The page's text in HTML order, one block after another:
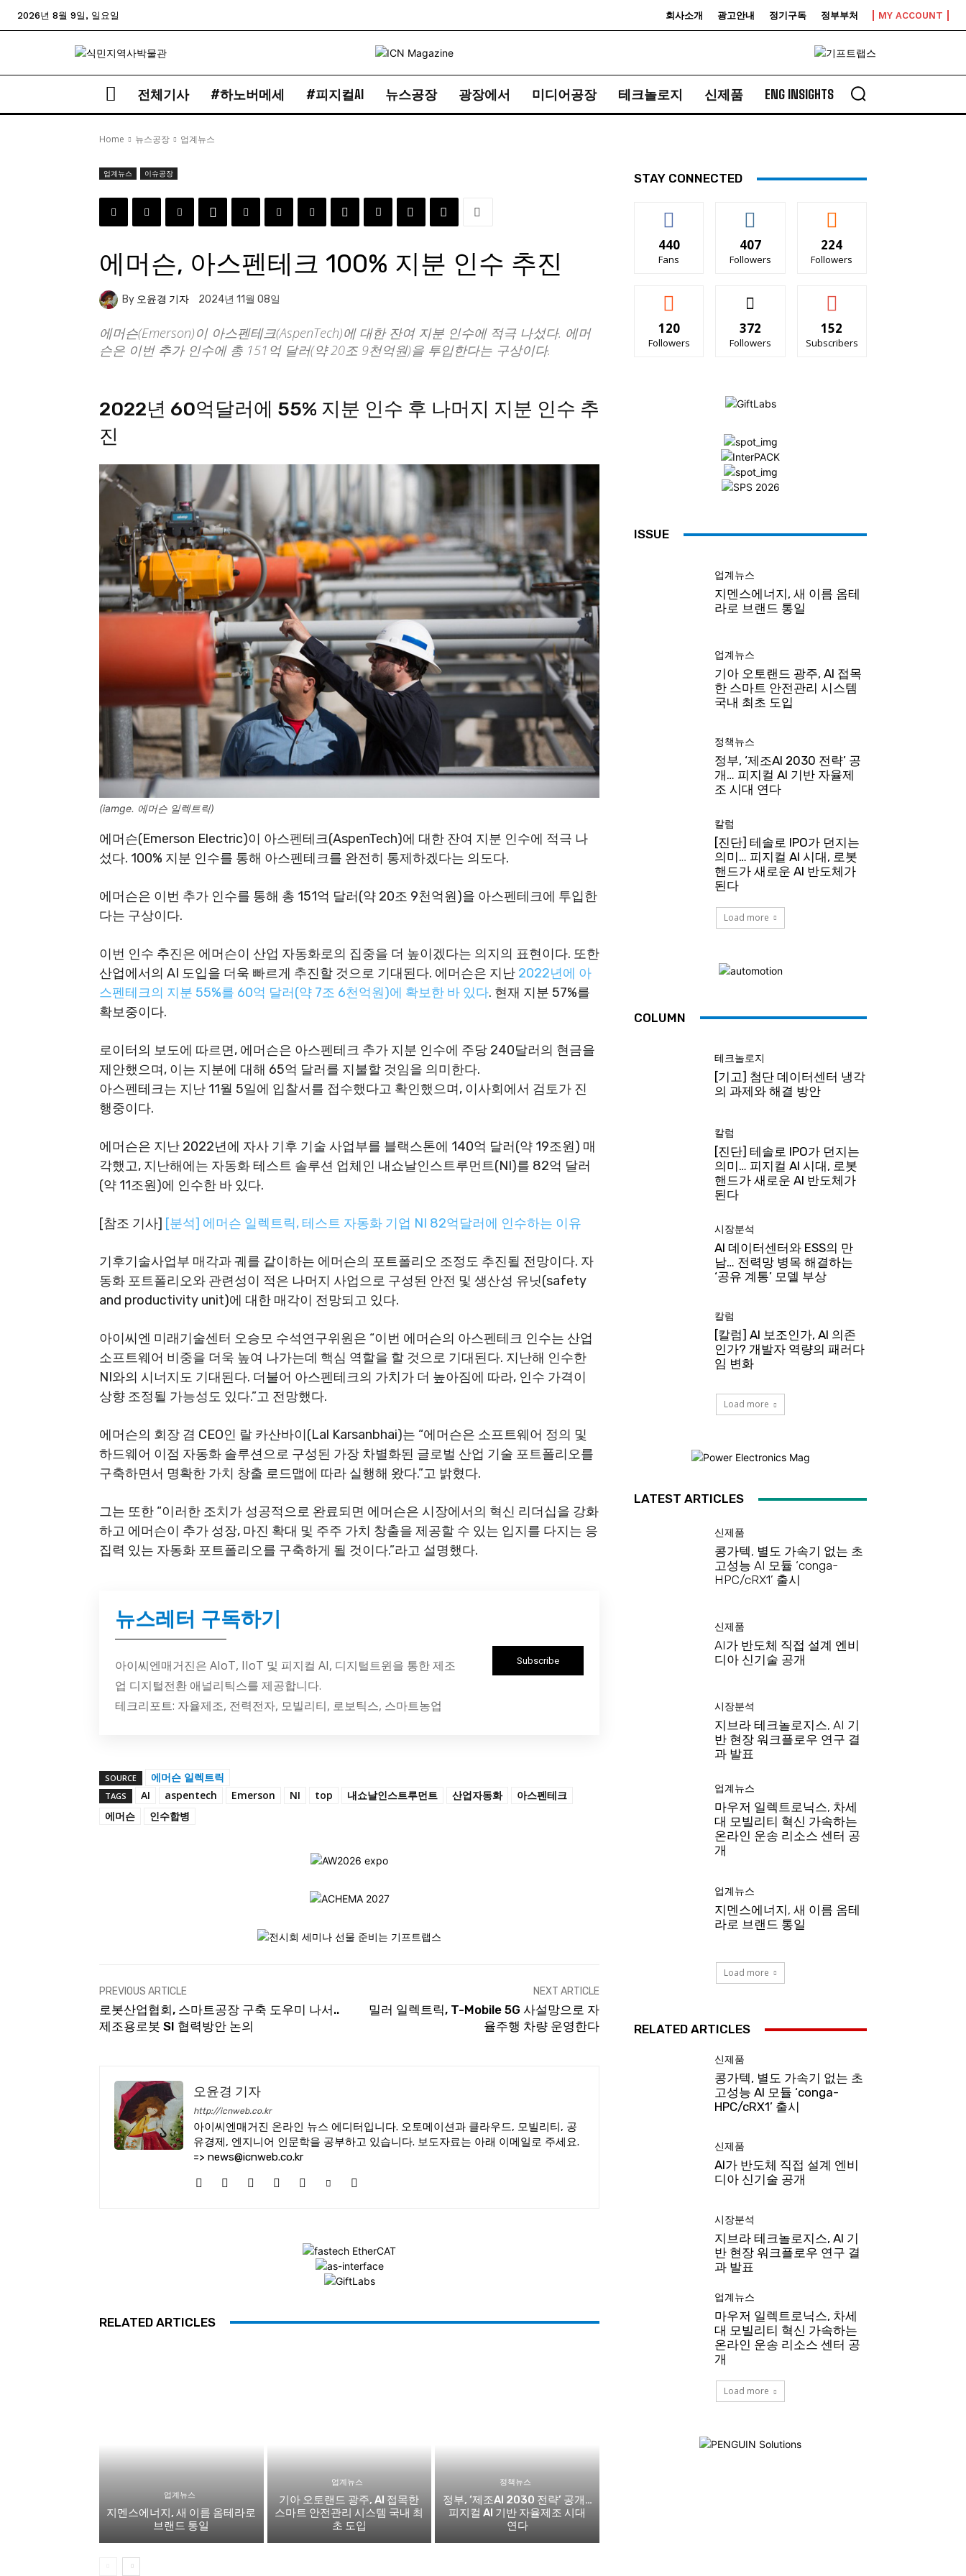
2026년 8월 9일, 일요일 회사소개 광고안내 정기구독 정부부처 MY ACCOUNT
전체기사 #하노버메세 #피지컬AI 뉴스공장 광장에서 미디어공장 테크놀로지 신제품 ENG INSIGHTS
Home 뉴스공장 업계뉴스
업계뉴스 이슈공장
에머슨, 아스펜테크 100% 지분 인수 추진
By 오윤경 기자 2024년 11월 08일
에머슨(Emerson)이 아스펜테크(AspenTech)에 대한 잔여 지분 인수에 적극 나섰다. 에머
슨은 이번 추가 인수에 총 151억 달러(약 20조 9천억원)을 투입한다는 구상이다.
2022년 60억달러에 55% 지분 인수 후 나머지 지분 인수 추
진
(iamge. 에머슨 일렉트릭)
에머슨(Emerson Electric)이 아스펜테크(AspenTech)에 대한 잔여 지분 인수에 적극 나
섰다. 100% 지분 인수를 통해 아스펜테크를 완전히 통제하겠다는 의도다.
에머슨은 이번 추가 인수를 통해 총 151억 달러(약 20조 9천억원)을 아스펜테크에 투입한
다는 구상이다.
이번 인수 추진은 에머슨이 산업 자동화로의 집중을 더 높이겠다는 의지의 표현이다. 또한
산업에서의 AI 도입을 더욱 빠르게 추진할 것으로 기대된다. 에머슨은 지난 2022년에 아
스펜테크의 지분 55%를 60억 달러(약 7조 6천억원)에 확보한 바 있다. 현재 지분 57%를
확보중이다.
로이터의 보도에 따르면, 에머슨은 아스펜테크 추가 지분 인수에 주당 240달러의 현금을
제안했으며, 이는 지분에 대해 65억 달러를 지불할 것임을 의미한다.
아스펜테크는 지난 11월 5일에 입찰서를 접수했다고 확인했으며, 이사회에서 검토가 진
행중이다.
에머슨은 지난 2022년에 자사 기후 기술 사업부를 블랙스톤에 140억 달러(약 19조원) 매
각했고, 지난해에는 자동화 테스트 솔루션 업체인 내쇼날인스트루먼트(NI)를 82억 달러
(약 11조원)에 인수한 바 있다.
[참조 기사] [분석] 에머슨 일렉트릭, 테스트 자동화 기업 NI 82억달러에 인수하는 이유
기후기술사업부 매각과 궤를 같이하는 에머슨의 포트폴리오 조정도 추진될 전망이다. 자
동화 포트폴리오와 관련성이 적은 나머지 사업으로 구성된 안전 및 생산성 유닛(safety
and productivity unit)에 대한 매각이 전망되고 있다.
아이씨엔 미래기술센터 오승모 수석연구위원은 “이번 에머슨의 아스펜테크 인수는 산업
소프트웨어 비중을 더욱 높여 나가는데 핵심 역할을 할 것으로 기대된다. 지난해 인수한
NI와의 시너지도 기대된다. 더불어 아스펜테크의 가치가 더 높아짐에 따라, 인수 가격이
상향 조정될 가능성도 있다.”고 전망했다.
에머슨의 회장 겸 CEO인 랄 카산바이(Lal Karsanbhai)는 “에머슨은 소프트웨어 정의 및
하드웨어 이점 자동화 솔루션으로 구성된 가장 차별화된 글로벌 산업 기술 포트폴리오를
구축하면서 명확한 가치 창출 로드맵에 따라 실행해 왔다.”고 밝혔다.
그는 또한 “이러한 조치가 성공적으로 완료되면 에머슨은 시장에서의 혁신 리더십을 강화
하고 에머슨이 추가 성장, 마진 확대 및 주주 가치 창출을 제공할 수 있는 입지를 다지는 응
집력 있는 자동화 포트폴리오를 구축하게 될 것이다.”라고 설명했다.
뉴스레터 구독하기
아이씨엔매거진은 AIoT, IIoT 및 피지컬 AI, 디지털트윈을 통한 제조
업 디지털전환 애널리틱스를 제공합니다.
테크리포트: 자율제조, 전력전자, 모빌리티, 로보틱스, 스마트농업
Subscribe
SOURCE 에머슨 일렉트릭
TAGS AI aspentech Emerson NI top 내쇼날인스트루먼트 산업자동화
아스펜테크
에머슨
인수합병
PREVIOUS ARTICLE
로봇산업협회, 스마트공장 구축 도우미 나서..
제조용로봇 SI 협력방안 논의
NEXT ARTICLE
밀러 일렉트릭, T-Mobile 5G 사설망으로 자
율주행 차량 운영한다
오윤경 기자
http://icnweb.co.kr
아이씨엔매거진 온라인 뉴스 에디터입니다. 오토메이션과 클라우드, 모빌리티, 공
유경제, 엔지니어 인문학을 공부하고 있습니다. 보도자료는 아래 이메일로 주세요.
=> news@icnweb.co.kr
RELATED ARTICLES
업계뉴스
지멘스에너지, 새 이름 옴테라로
브랜드 통일
업계뉴스
기아 오토랜드 광주, AI 접목한
스마트 안전관리 시스템 국내 최
초 도입
정책뉴스
정부, ‘제조AI 2030 전략’ 공개…
피지컬 AI 기반 자율제조 시대
연다
STAY CONNECTED
440
Fans
407
Followers
224
Followers
120
Followers
372
Followers
152
Subscribers
ISSUE
업계뉴스
지멘스에너지, 새 이름 옴테
라로 브랜드 통일
업계뉴스
기아 오토랜드 광주, AI 접목
한 스마트 안전관리 시스템
국내 최초 도입
정책뉴스
정부, ‘제조AI 2030 전략’ 공
개… 피지컬 AI 기반 자율제
조 시대 연다
칼럼
[진단] 테솔로 IPO가 던지는
의미… 피지컬 AI 시대, 로봇
핸드가 새로운 AI 반도체가
된다
Load more
COLUMN
테크놀로지
[기고] 첨단 데이터센터 냉각
의 과제와 해결 방안
칼럼
[진단] 테솔로 IPO가 던지는
의미… 피지컬 AI 시대, 로봇
핸드가 새로운 AI 반도체가
된다
시장분석
AI 데이터센터와 ESS의 만
남… 전력망 병목 해결하는
‘공유 계통’ 모델 부상
칼럼
[칼럼] AI 보조인가, AI 의존
인가? 개발자 역량의 패러다
임 변화
Load more
LATEST ARTICLES
신제품
콩가텍, 별도 가속기 없는 초
고성능 AI 모듈 ‘conga-
HPC/cRX1’ 출시
신제품
AI가 반도체 직접 설계 엔비
디아 신기술 공개
시장분석
지브라 테크놀로지스, AI 기
반 현장 워크플로우 연구 결
과 발표
업계뉴스
마우저 일렉트로닉스, 차세
대 모빌리티 혁신 가속하는
온라인 운송 리소스 센터 공
개
업계뉴스
지멘스에너지, 새 이름 옴테
라로 브랜드 통일
Load more
RELATED ARTICLES
신제품
콩가텍, 별도 가속기 없는 초
고성능 AI 모듈 ‘conga-
HPC/cRX1’ 출시
신제품
AI가 반도체 직접 설계 엔비
디아 신기술 공개
시장분석
지브라 테크놀로지스, AI 기
반 현장 워크플로우 연구 결
과 발표
업계뉴스
마우저 일렉트로닉스, 차세
대 모빌리티 혁신 가속하는
온라인 운송 리소스 센터 공
개
Load more